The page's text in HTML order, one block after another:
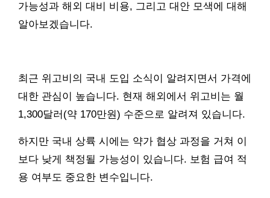
가능성과 해외 대비 비용, 그리고 대안 모색에 대해
알아보겠습니다.
최근 위고비의 국내 도입 소식이 알려지면서 가격에
대한 관심이 높습니다. 현재 해외에서 위고비는 월
1,300달러(약 170만원) 수준으로 알려져 있습니다.
하지만 국내 상륙 시에는 약가 협상 과정을 거쳐 이
보다 낮게 책정될 가능성이 있습니다. 보험 급여 적
용 여부도 중요한 변수입니다.